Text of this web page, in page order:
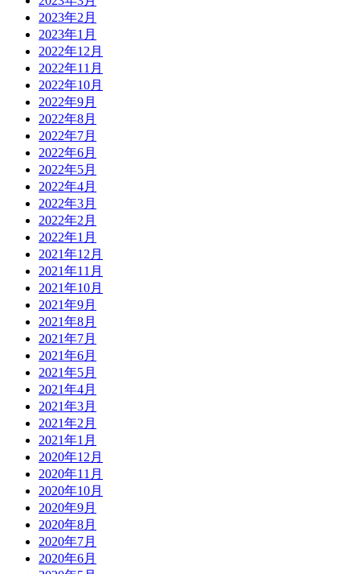
2023年2月
2023年1月
2022年12月
2022年11月
2022年10月
2022年9月
2022年8月
2022年7月
2022年6月
2022年5月
2022年4月
2022年3月
2022年2月
2022年1月
2021年12月
2021年11月
2021年10月
2021年9月
2021年8月
2021年7月
2021年6月
2021年5月
2021年4月
2021年3月
2021年2月
2021年1月
2020年12月
2020年11月
2020年10月
2020年9月
2020年8月
2020年7月
2020年6月